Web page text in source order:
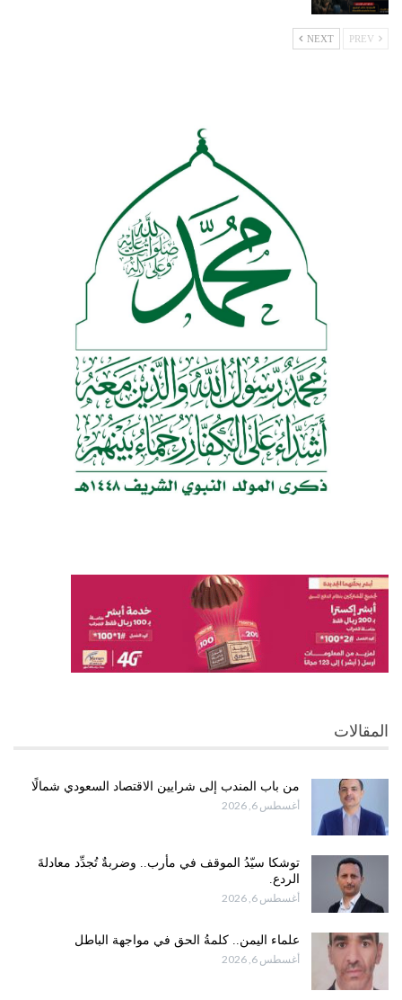
NEXT
المقالات
من باب المندب إلى شرايين الاقتصاد السعودي شمالًا
أغسطس 6, 2026
توشكا سيّدُ الموقف في مأرب.. وضربةٌ تُجدِّد معادلةَ
الردع.
أغسطس 6, 2026
علماء اليمن.. كلمةُ الحق في مواجهة الباطل
أغسطس 6, 2026